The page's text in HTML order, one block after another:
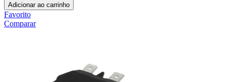
Adicionar ao carrinho
Favorito
Comparar